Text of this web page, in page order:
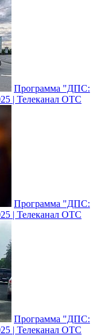
Программа "ДПС:
| Телеканал ОТС
Программа "ДПС:
| Телеканал ОТС
Программа "ДПС:
| Телеканал ОТС